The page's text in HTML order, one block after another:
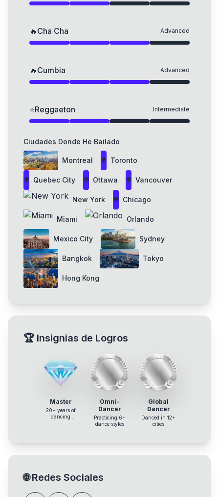
🔥 Cha Cha Advanced
🔥 Cumbia Advanced
⭐Reggaeton Intermediate
Ciudades Donde He Bailado
Montreal 🌍 Toronto
🌍 Quebec City 🌍 Ottawa 🌍 Vancouver
New York 🌍 Chicago
Miami Orlando
Mexico City Sydney
Bangkok Tokyo
Hong Kong
🏆 Insignias de Logros
Master
20+ years of
dancing
Omni-
Dancer
Practicing 6+
dance styles
Global
Dancer
Danced in 12+
cities
🌐Redes Sociales